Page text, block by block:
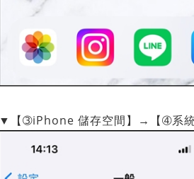
▼【➂iPhone 儲存空間】→【➃系統